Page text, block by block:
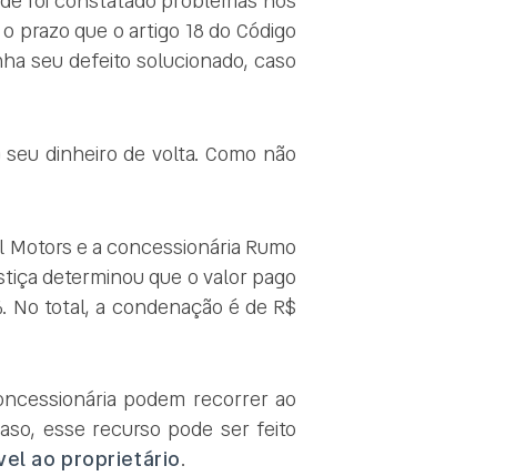
prazo que o artigo 18 do Código
seu defeito solucionado, caso
dinheiro de volta. Como não
e a concessionária Rumo
determinou que o valor pago
No total, a condenação é de R$
podem recorrer ao
esse recurso pode ser feito
ao proprietário.